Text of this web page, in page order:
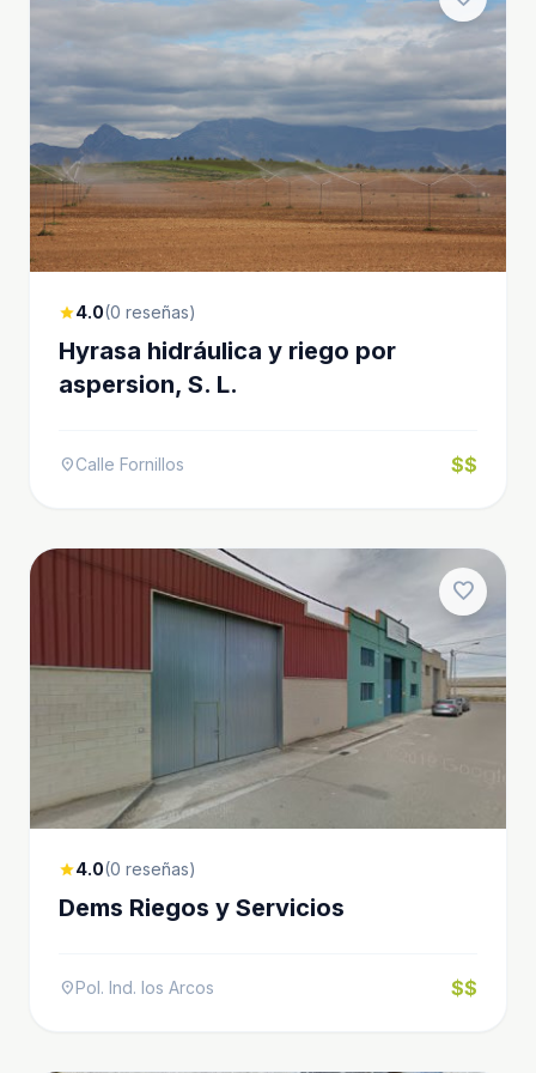
star4.0(0 reseñas)
Hyrasa hidráulica y riego por
aspersion, S. L.
location_onCalle Fornillos $$
favorite
star4.0(0 reseñas)
Dems Riegos y Servicios
location_onPol. Ind. los Arcos $$